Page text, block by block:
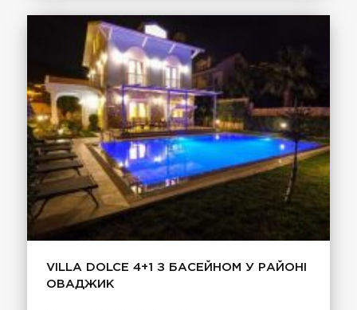
VILLA DOLCE 4+1 З БАСЕЙНОМ У РАЙОНІ
ОВАДЖИК